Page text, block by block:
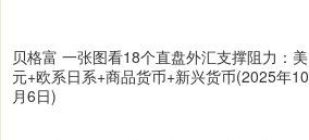
贝格富 一张图看18个直盘外汇支撑阻力：美
元+欧系日系+商品货币+新兴货币(2025年10
月6日)